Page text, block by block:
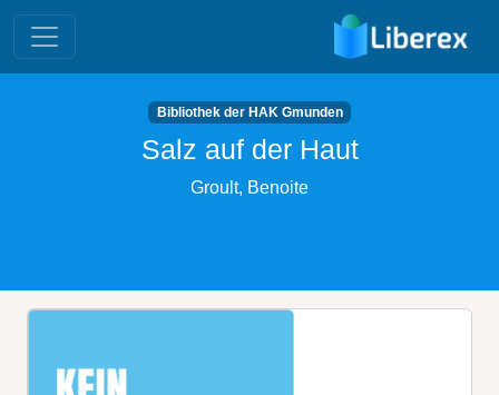
Bibliothek der HAK Gmunden
Salz auf der Haut
Groult, Benoite